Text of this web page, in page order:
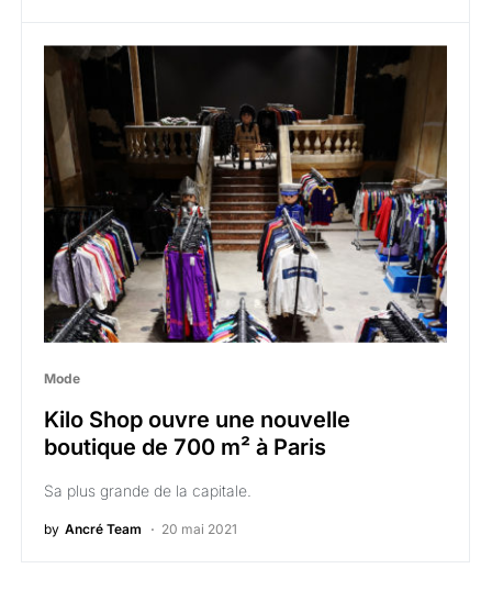
Mode
Kilo Shop ouvre une nouvelle
boutique de 700 m² à Paris
Sa plus grande de la capitale.
by Ancré Team 20 mai 2021